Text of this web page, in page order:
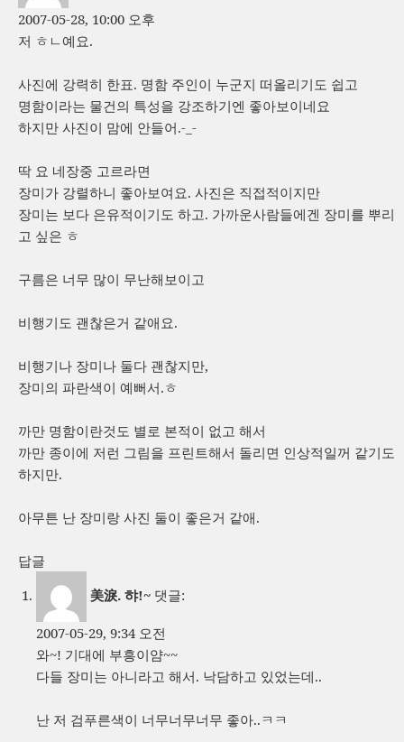
2007-05-28, 10:00 오후
저 ㅎㄴ예요.
사진에 강력히 한표. 명함 주인이 누군지 떠올리기도 쉽고
명함이라는 물건의 특성을 강조하기엔 좋아보이네요
하지만 사진이 맘에 안들어.-_-
딱 요 네장중 고르라면
장미가 강렬하니 좋아보여요. 사진은 직접적이지만
장미는 보다 은유적이기도 하고. 가까운사람들에겐 장미를 뿌리
고 싶은 ㅎ
구름은 너무 많이 무난해보이고
비행기도 괜찮은거 같애요.
비행기나 장미나 둘다 괜찮지만,
장미의 파란색이 예뻐서.ㅎ
까만 명함이란것도 별로 본적이 없고 해서
까만 종이에 저런 그림을 프린트해서 돌리면 인상적일꺼 같기도
하지만.
아무튼 난 장미랑 사진 둘이 좋은거 같애.
답글
美淚. 햐!~ 댓글:
2007-05-29, 9:34 오전
와~! 기대에 부흥이얌~~
다들 장미는 아니라고 해서. 낙담하고 있었는데..
난 저 검푸른색이 너무너무너무 좋아..ㅋㅋ